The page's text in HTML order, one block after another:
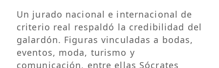
Un jurado nacional e internacional de
criterio real respaldó la credibilidad del
galardón. Figuras vinculadas a bodas,
eventos, moda, turismo y
comunicación, entre ellas Sócrates